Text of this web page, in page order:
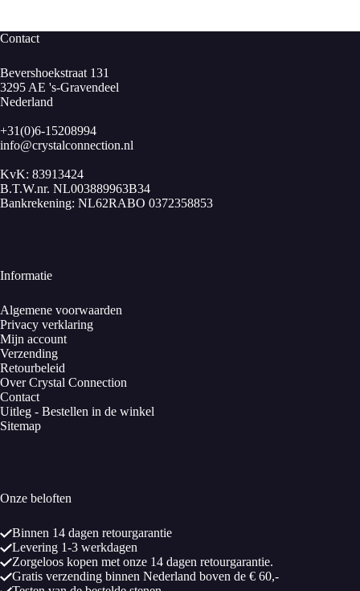
Contact
Bevershoekstraat 131
3295 AE 's-Gravendeel
Nederland
+31(0)6-15208994
info@crystalconnection.nl
KvK: 83913424
B.T.W.nr. NL003889963B34
Bankrekening: NL62RABO 0372358853
Informatie
Algemene voorwaarden
Privacy verklaring
Mijn account
Verzending
Retourbeleid
Over Crystal Connection
Contact
Uitleg - Bestellen in de winkel
Sitemap
Onze beloften
Binnen 14 dagen retourgarantie
Levering 1-3 werkdagen
Zorgeloos kopen met onze 14 dagen retourgarantie.
Gratis verzending binnen Nederland boven de € 60,-